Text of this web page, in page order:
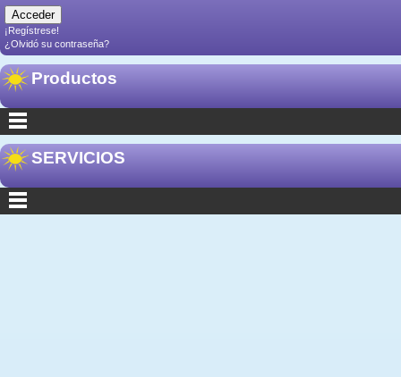
¡Regístrese!
¿Olvidó su contraseña?
Productos
SERVICIOS